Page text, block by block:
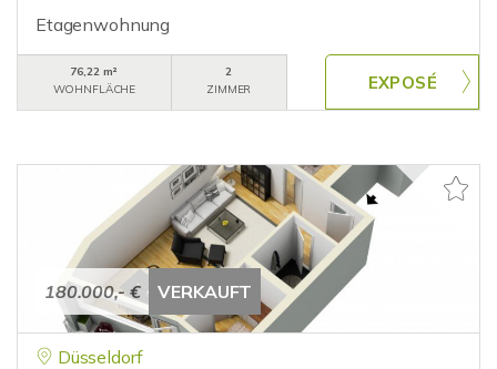
Etagenwohnung
76,22 m²
WOHNFLÄCHE
2
ZIMMER
180.000,- € VERKAUFT
Düsseldorf